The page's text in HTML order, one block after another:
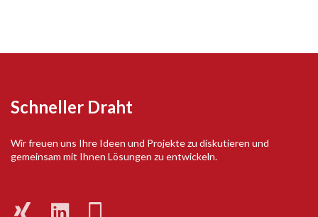
Schneller Draht
Wir freuen uns Ihre Ideen und Projekte zu diskutieren und
gemeinsam mit Ihnen Lösungen zu entwickeln.